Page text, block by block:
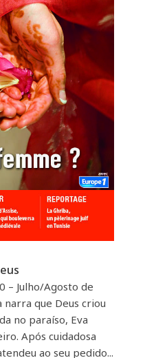
– Julho/Agosto de
narra que Deus criou
no paraíso, Eva
Após cuidadosa
ao seu pedido...